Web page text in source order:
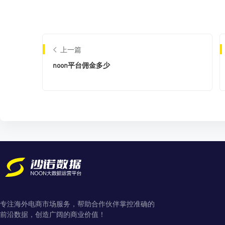
上一篇
noon平台佣金多少
专注海外电商市场服务，帮助合作伙伴掌控准确的
前沿数据，创造广阔的商业价值！